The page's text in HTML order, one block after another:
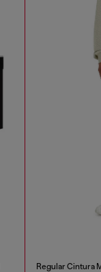
Regular Cintura